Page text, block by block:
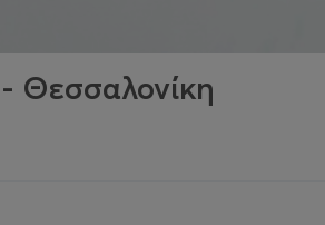
Θεσσαλονίκη